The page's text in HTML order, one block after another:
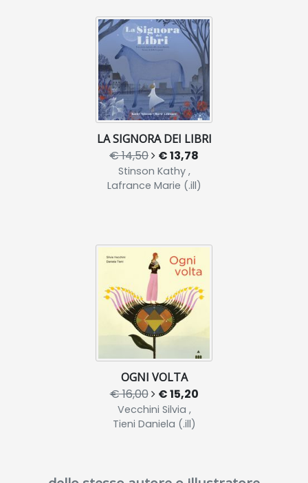
LA SIGNORA DEI LIBRI
€ 14,50 € 13,78
Stinson Kathy ,
Lafrance Marie (.ill)
OGNI VOLTA
€ 16,00 € 15,20
Vecchini Silvia ,
Tieni Daniela (.ill)